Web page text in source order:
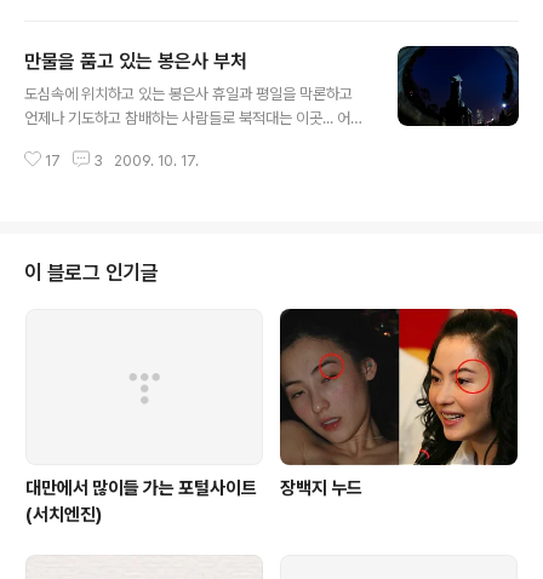
찍은사진 메모리꺼내어 대충 리사이징만 한거라.. 제대로
된건 다음편에서 올리도록하고 먼저 부산불꽃축제 올해의
사진 구경해보세요
만물을 품고 있는 봉은사 부처
도심속에 위치하고 있는 봉은사 휴일과 평일을 막론하고
언제나 기도하고 참배하는 사람들로 북적대는 이곳... 어안
17 3 2009. 10. 17.
이 블로그 인기글
대만에서 많이들 가는 포털사이트
(서치엔진)
장백지 누드